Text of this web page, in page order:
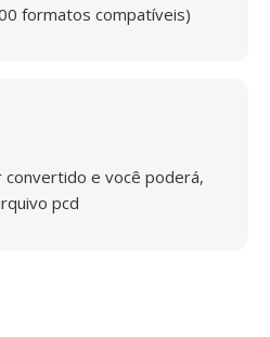
formatos compatíveis)
convertido e você poderá,
pcd